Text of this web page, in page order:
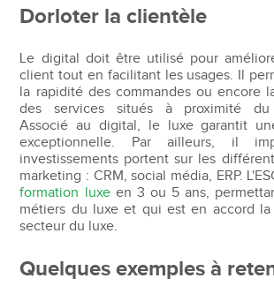
Dorloter la clientèle
Le digital doit être utilisé pour
client tout en facilitant les usages. Il
la rapidité des commandes ou encore
des services situés à proximité du
Associé au digital, le luxe garantit
exceptionnelle. Par ailleurs, il
investissements portent sur les
marketing : CRM, social média, ERP.
formation luxeen 3 ou 5 ans,
métiers du luxe et qui est en accord
secteur du luxe.
Quelques exemples à